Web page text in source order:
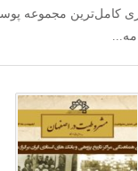
کامل‌ترین مجموعه